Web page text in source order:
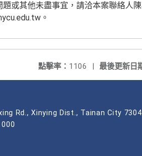
題或其他未盡事宜，請洽本案聯絡人
。
最後更新日
點擊率： 1106 |
Rd., Xinying Dist., Tainan City